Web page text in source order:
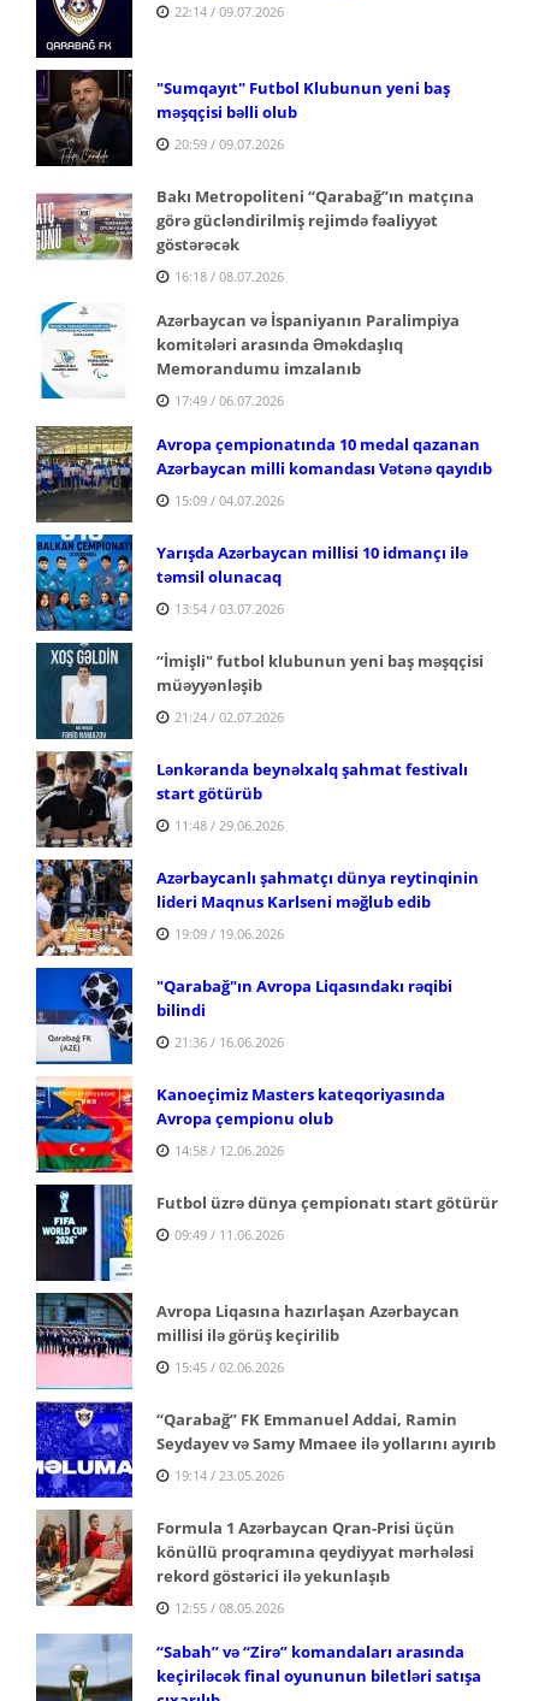
22:14 / 09.07.2026
"Sumqayıt" Futbol Klubunun yeni baş
məşqçisi bəlli olub
20:59 / 09.07.2026
Bakı Metropoliteni “Qarabağ”ın matçına
görə gücləndirilmiş rejimdə fəaliyyət
göstərəcək
16:18 / 08.07.2026
Azərbaycan və İspaniyanın Paralimpiya
komitələri arasında Əməkdaşlıq
Memorandumu imzalanıb
17:49 / 06.07.2026
Avropa çempionatında 10 medal qazanan
Azərbaycan milli komandası Vətənə qayıdıb
15:09 / 04.07.2026
Yarışda Azərbaycan millisi 10 idmançı ilə
təmsil olunacaq
13:54 / 03.07.2026
“İmişli" futbol klubunun yeni baş məşqçisi
müəyyənləşib
21:24 / 02.07.2026
Lənkəranda beynəlxalq şahmat festivalı
start götürüb
11:48 / 29.06.2026
Azərbaycanlı şahmatçı dünya reytinqinin
lideri Maqnus Karlseni məğlub edib
19:09 / 19.06.2026
"Qarabağ"ın Avropa Liqasındakı rəqibi
bilindi
21:36 / 16.06.2026
Kanoeçimiz Masters kateqoriyasında
Avropa çempionu olub
14:58 / 12.06.2026
Futbol üzrə dünya çempionatı start götürür
09:49 / 11.06.2026
Avropa Liqasına hazırlaşan Azərbaycan
millisi ilə görüş keçirilib
15:45 / 02.06.2026
“Qarabağ” FK Emmanuel Addai, Ramin
Seydayev və Samy Mmaee ilə yollarını ayırıb
19:14 / 23.05.2026
Formula 1 Azərbaycan Qran-Prisi üçün
könüllü proqramına qeydiyyat mərhələsi
rekord göstərici ilə yekunlaşıb
12:55 / 08.05.2026
“Sabah” və “Zirə” komandaları arasında
keçiriləcək final oyununun biletləri satışa